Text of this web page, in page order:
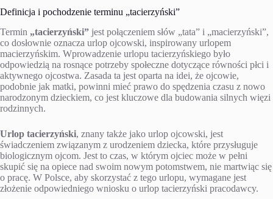
Definicja i pochodzenie terminu „tacierzyński”
Termin „tacierzyński” jest połączeniem słów „tata” i „macierzyński”,
co dosłownie oznacza urlop ojcowski, inspirowany urlopem
macierzyńskim. Wprowadzenie urlopu tacierzyńskiego było
odpowiedzią na rosnące potrzeby społeczne dotyczące równości płci i
aktywnego ojcostwa. Zasada ta jest oparta na idei, że ojcowie,
podobnie jak matki, powinni mieć prawo do spędzenia czasu z nowo
narodzonym dzieckiem, co jest kluczowe dla budowania silnych więzi
rodzinnych.
Urlop tacierzyński, znany także jako urlop ojcowski, jest
świadczeniem związanym z urodzeniem dziecka, które przysługuje
biologicznym ojcom. Jest to czas, w którym ojciec może w pełni
skupić się na opiece nad swoim nowym potomstwem, nie martwiąc się
o pracę. W Polsce, aby skorzystać z tego urlopu, wymagane jest
złożenie odpowiedniego wniosku o urlop tacierzyński pracodawcy.